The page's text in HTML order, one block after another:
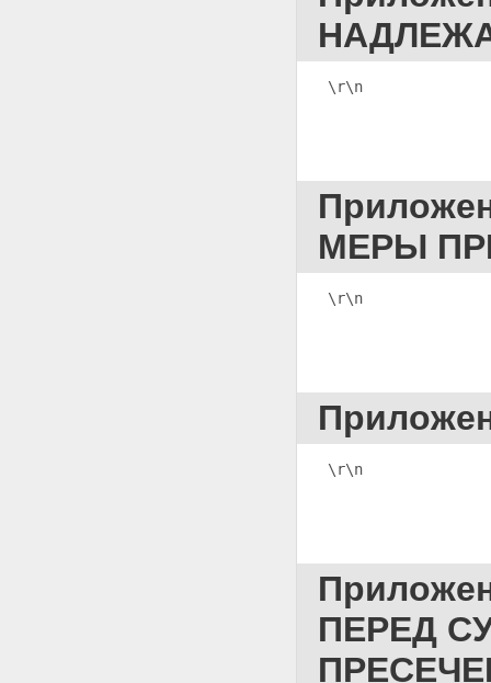
\r\n
МЕРЫ
\r\n
\r\n
ПЕРЕД